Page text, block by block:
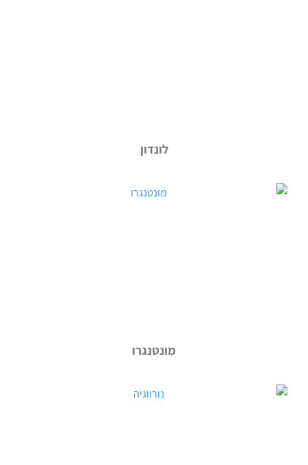
לונדון
מונטנגרו